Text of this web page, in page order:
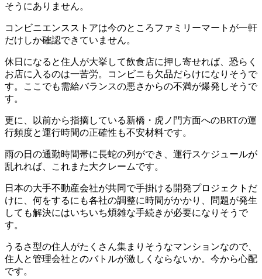
そうにありません。
コンビニエンスストアは今のところファミリーマートが一軒
だけしか確認できていません。
休日になると住人が大挙して飲食店に押し寄せれば、恐らく
お店に入るのは一苦労。コンビニも欠品だらけになりそうで
す。ここでも需給バランスの悪さからの不満が爆発しそうで
す。
更に、以前から指摘している新橋・虎ノ門方面へのBRTの運
行頻度と運行時間の正確性も不安材料です。
雨の日の通勤時間帯に長蛇の列ができ、運行スケジュールが
乱れれば、これまた大クレームです。
日本の大手不動産会社が共同で手掛ける開発プロジェクトだ
けに、何をするにも各社の調整に時間がかかり、問題が発生
しても解決にはいちいち煩雑な手続きが必要になりそうで
す。
うるさ型の住人がたくさん集まりそうなマンションなので、
住人と管理会社とのバトルが激しくならないか。今から心配
です。